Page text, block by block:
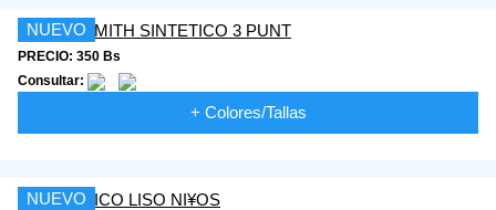
NUEVO
PRECIO: 350 Bs
Consultar:
+ Colores/Tallas
NUEVO